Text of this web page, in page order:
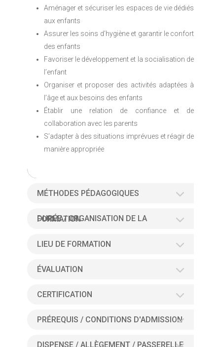
Aménager et sécuriser les espaces de vie dédiés
aux enfants
Assurer les soins d’hygiène et garantir le confort
des enfants
Favoriser le développement et la socialisation de
l’enfant
Organiser et proposer des activités adaptées à
l’âge et aux besoins des enfants
Établir une relation de confiance et de
collaboration avec les parents
S’adapter à des situations imprévues et réagir de
manière appropriée
MÉTHODES PÉDAGOGIQUES
DURÉE / ORGANISATION DE LA FORMATION
LIEU DE FORMATION
ÉVALUATION
CERTIFICATION
PRÉREQUIS / CONDITIONS D'ADMISSION
DISPENSE / ALLÈGEMENT / PASSERELLE